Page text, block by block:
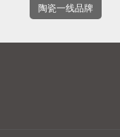
陶瓷一线品牌